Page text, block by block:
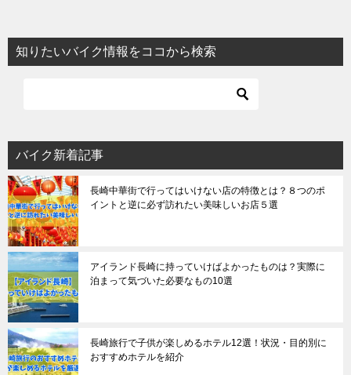
知りたいバイク情報をココから検索
バイク新着記事
長崎中華街で行ってはいけない店の特徴とは？８つのポ
イントと逆に必ず訪れたい美味しいお店５選
アイランド長崎に持っていけばよかったものは？実際に
泊まって気づいた必要なもの10選
長崎旅行で子供が楽しめるホテル12選！状況・目的別に
おすすめホテルを紹介